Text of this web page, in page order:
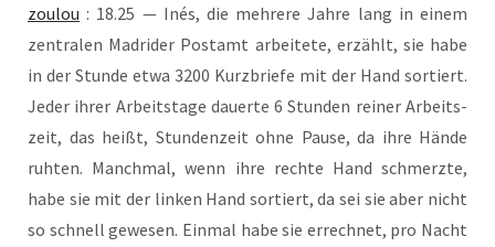
zou­lou : 18.25 — Inés, die meh­re­re Jah­re lang in einem
zen­tra­len Madri­der Post­amt arbei­te­te, erzählt, sie habe
in der Stun­de etwa 3200 Kurz­brie­fe mit der Hand sor­tiert.
Jeder ihrer Arbeits­ta­ge dau­er­te 6 Stun­den rei­ner Arbeits­
zeit, das heißt, Stun­den­zeit ohne Pau­se, da ihre Hän­de
ruh­ten. Manch­mal, wenn ihre rech­te Hand schmerz­te,
habe sie mit der lin­ken Hand sor­tiert, da sei sie aber nicht
so schnell gewe­sen. Ein­mal habe sie errech­net, pro Nacht